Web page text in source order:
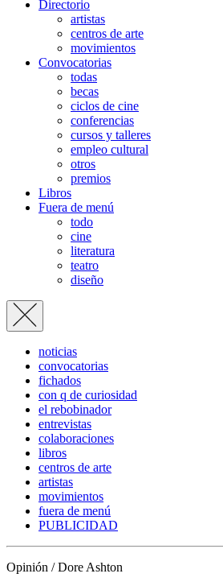
Directorio
artistas
centros de arte
movimientos
Convocatorias
todas
becas
ciclos de cine
conferencias
cursos y talleres
empleo cultural
otros
premios
Libros
Fuera de menú
todo
cine
literatura
teatro
diseño
noticias
convocatorias
fichados
con q de curiosidad
el rebobinador
entrevistas
colaboraciones
libros
centros de arte
artistas
movimientos
fuera de menú
PUBLICIDAD
Opinión / Dore Ashton